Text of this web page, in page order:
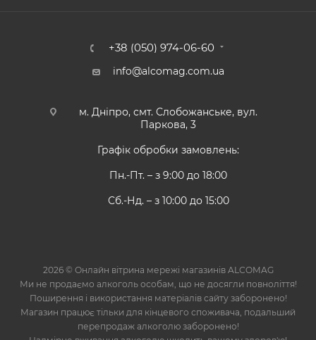
+38 (050) 974-06-60
info@alcomag.com.ua
м. Дніпро, смт. Слобожанське, вул.
Паркова, 3
Графік обробки замовлень:
Пн.-Пт. – з 9:00 до 18:00
Сб.-Нд. – з 10:00 до 15:00
2026 © Онлайн вітрина мережі магазинів ALCOMAG
Ми не продаємо алкоголь особам, що не досягли повноліття!
Поширення і використання матеріалів сайту заборонено!
Магазин працює тільки для кінцевого споживача, подальший
перепродаж алкоголю заборонено!